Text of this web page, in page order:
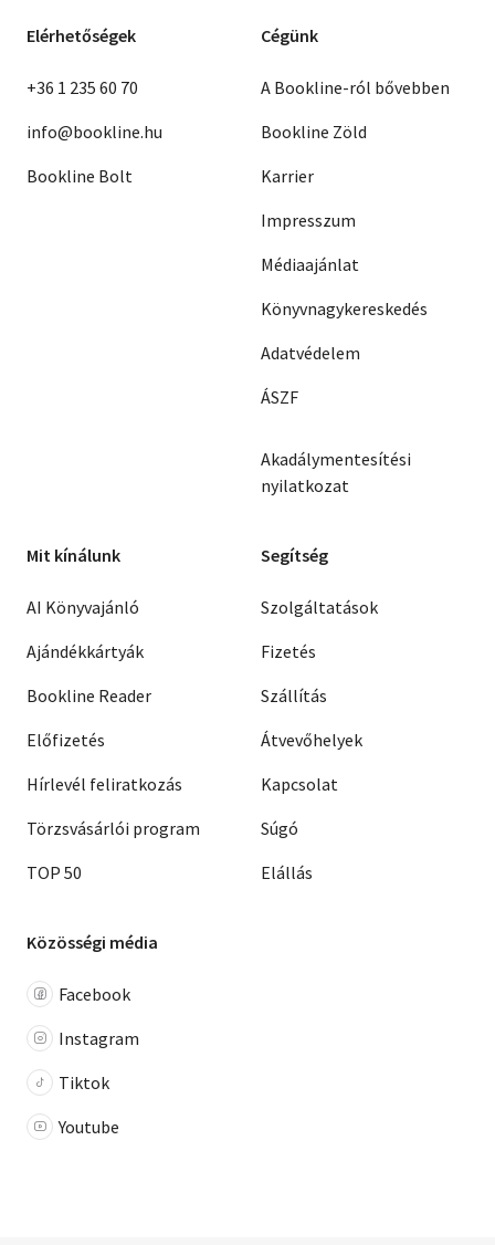
Elérhetőségek
+36 1 235 60 70
info@bookline.hu
Bookline Bolt
Cégünk
A Bookline-ról bővebben
Bookline Zöld
Karrier
Impresszum
Médiaajánlat
Könyvnagykereskedés
Adatvédelem
ÁSZF
Akadálymentesítési
nyilatkozat
Mit kínálunk
AI Könyvajánló
Ajándékkártyák
Bookline Reader
Előfizetés
Hírlevél feliratkozás
Törzsvásárlói program
TOP 50
Segítség
Szolgáltatások
Fizetés
Szállítás
Átvevőhelyek
Kapcsolat
Súgó
Elállás
Közösségi média
Facebook
Instagram
Tiktok
Youtube